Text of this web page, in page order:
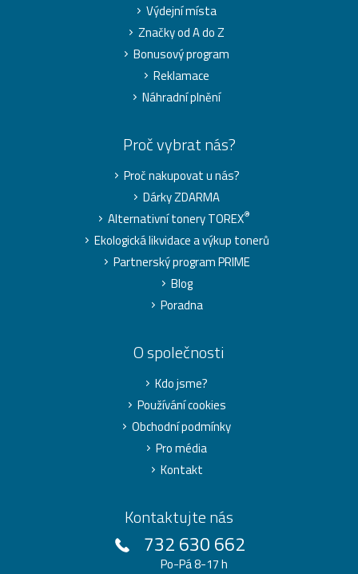
Výdejní místa
Značky od A do Z
Bonusový program
Reklamace
Náhradní plnění
Proč vybrat nás?
Proč nakupovat u nás?
Dárky ZDARMA
Alternativní tonery TOREX®
Ekologická likvidace a výkup tonerů
Partnerský program PRIME
Blog
Poradna
O společnosti
Kdo jsme?
Používání cookies
Obchodní podmínky
Pro média
Kontakt
Kontaktujte nás
732 630 662
Po-Pá 8-17 h